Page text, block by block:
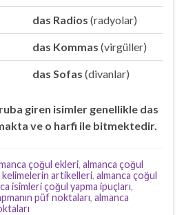
das Radios (radyolar)
das Kommas (virgüller)
das Sofas (divanlar)
giren isimler genellikle das
ve o harfi ile bitmektedir.
çoğul ekleri, almanca çoğul
kelimelerin artikelleri, almanca çoğul
isimleri çoğul yapma ipuçları,
püf noktaları, almanca